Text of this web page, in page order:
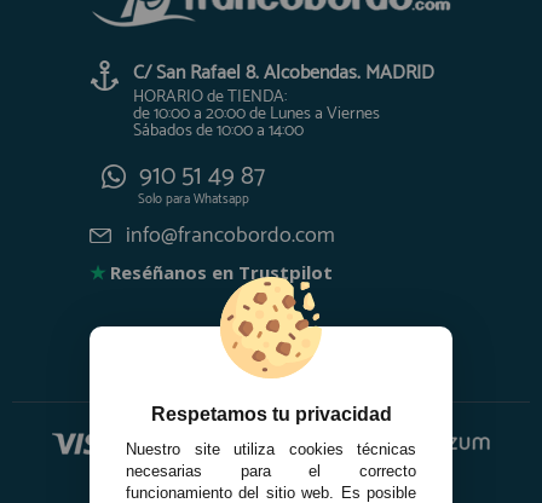
C/ San Rafael 8. Alcobendas. MADRID
HORARIO de TIENDA:
de 10:00 a 20:00 de Lunes a Viernes
Sábados de 10:00 a 14:00
910 51 49 87
Solo paraWhatsapp
info@francobordo.com
★ Reséñanos en Trustpilot
Respetamos tu privacidad
Nuestro site utiliza cookies técnicas
necesarias para el correcto
funcionamiento del sitio web. Es posible